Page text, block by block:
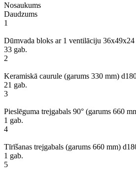
Nosaukums
Daudzums
1
Dūmvada bloks ar 1 ventilāciju 36x49x24
33 gab.
2
Keramiskā caurule (garums 330 mm)
21 gab.
3
Pieslēguma trejgabals 90° (garums 660
1 gab.
4
Tīrīšanas trejgabals (garums 660 mm)
1 gab.
5